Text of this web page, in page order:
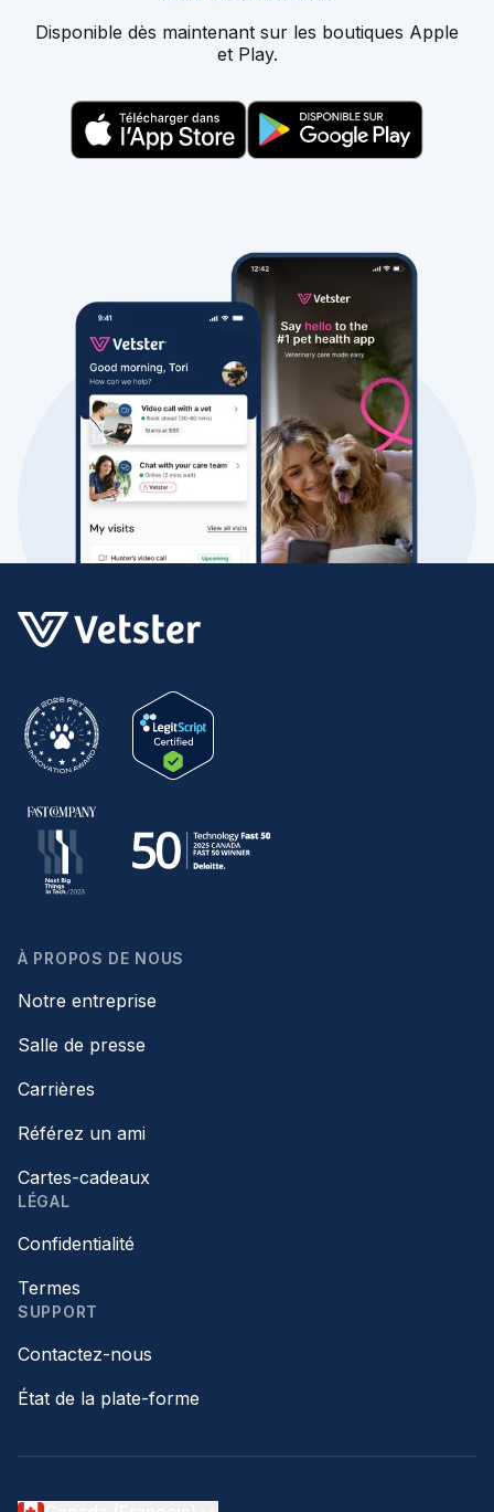
Disponible dès maintenant sur les boutiques Apple
et Play.
À PROPOS DE NOUS
Notre entreprise
Salle de presse
Carrières
Référez un ami
Cartes-cadeaux
LÉGAL
Confidentialité
Termes
SUPPORT
Contactez-nous
État de la plate-forme